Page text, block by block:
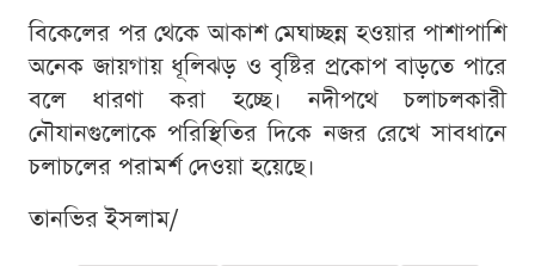
বিকেলের পর থেকে আকাশ মেঘাচ্ছন্ন হওয়ার পাশাপাশি
অনেক জায়গায় ধূলিঝড় ও বৃষ্টির প্রকোপ বাড়তে পারে
বলে ধারণা করা হচ্ছে। নদীপথে চলাচলকারী
নৌযানগুলোকে পরিস্থিতির দিকে নজর রেখে সাবধানে
চলাচলের পরামর্শ দেওয়া হয়েছে।
তানভির ইসলাম/